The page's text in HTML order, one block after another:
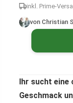
inkl. Prime-
von Christian
Ihr sucht eine
Geschmack